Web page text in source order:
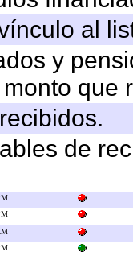
al
y
que
de